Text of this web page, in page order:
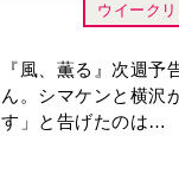
ウイーク
『風、薫る』次週予
ん。シマケンと横沢
す」と告げたのは…